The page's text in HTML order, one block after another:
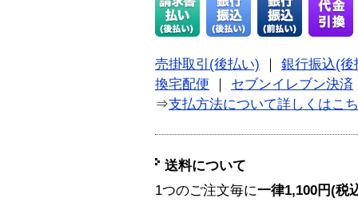
売掛取引(後払い)
銀行振込(後
換宅配便
セブンイレブン決済
⇒支払方法について詳しくはこ
送料について
1つのご注文毎に一律1,100円(税